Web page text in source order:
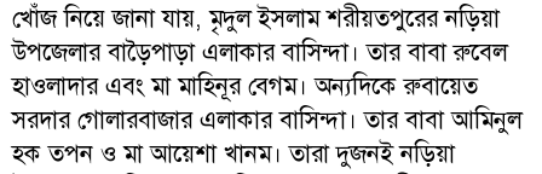
খোঁজ নিয়ে জানা যায়, মৃদুল ইসলাম শরীয়তপুরের নড়িয়া
উপজেলার বাড়ৈপাড়া এলাকার বাসিন্দা। তার বাবা রুবেল
হাওলাদার এবং মা মাহিনূর বেগম। অন্যদিকে রুবায়েত
সরদার গোলারবাজার এলাকার বাসিন্দা। তার বাবা আমিনুল
হক তপন ও মা আয়েশা খানম। তারা দুজনই নড়িয়া